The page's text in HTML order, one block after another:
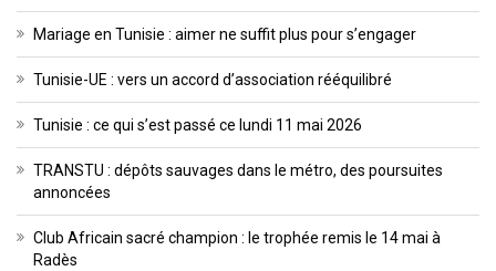
Mariage en Tunisie : aimer ne suffit plus pour s’engager
Tunisie-UE : vers un accord d’association rééquilibré
Tunisie : ce qui s’est passé ce lundi 11 mai 2026
TRANSTU : dépôts sauvages dans le métro, des poursuites
annoncées
Club Africain sacré champion : le trophée remis le 14 mai à
Radès